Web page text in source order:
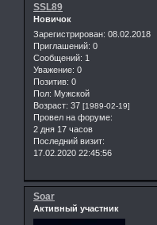
SSL89
Новичок
Зарегистрирован: 08.02.2018
Приглашений: 0
Сообщений: 1
Уважение: 0
Позитив: 0
Пол: Мужской
Возраст: 37 [1989-02-19]
Провел на форуме:
2 дня 17 часов
Последний визит:
17.02.2020 22:45:56
Soar
Активный участник